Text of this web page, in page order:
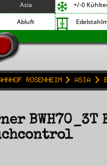
Asia +/-0
Abluft
Rosenheim Asia